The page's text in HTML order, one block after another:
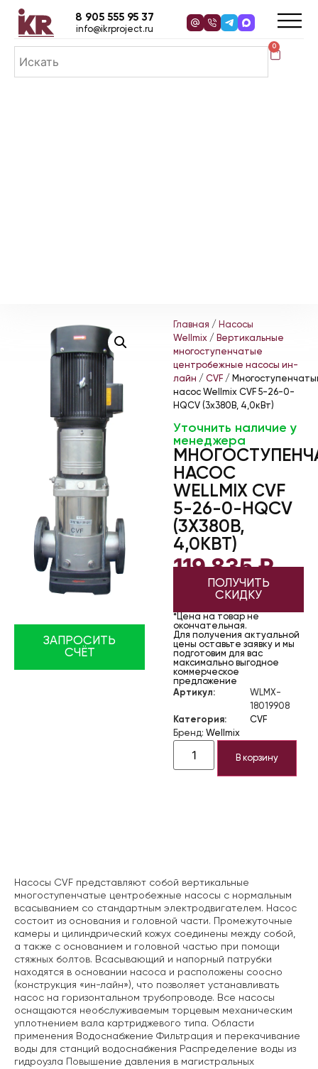
0
8 905 555 95 37
info@ikrproject.ru
ЗАПРОСИТЬ
СЧЁТ
Главная / Насосы
Wellmix / Вертикальные
многоступенчатые
центробежные насосы ин-
лайн / CVF /
насос Wellmix CVF 5-26-0-
HQCV (3х380В, 4,0кВт)
Уточнить наличие у
менеджера
НАСОС
WELLMIX CVF
5-26-0-HQCV
(3Х380В,
4,0КВТ)
119 835₽
ПОЛУЧИТЬ
СКИДКУ
*Цена на товар не
окончательная.
Для получения актуальной
цены оставьте заявку и мы
подготовим для вас
максимально выгодное
коммерческое
предложение
Артикул:
WLMX-
18019908
Категория:
CVF
Бренд: Wellmix
В корзину
Насосы CVF представляют собой вертикальные
многоступенчатые центробежные насосы с нормальным
всасыванием со стандартным электродвигателем. Насос
состоит из основания и головной части. Промежуточные
камеры и цилиндрический кожух соединены между собой,
а также с основанием и головной частью при помощи
стяжных болтов. Всасывающий и напорный патрубки
находятся в основании насоса и расположены соосно
(конструкция «ин-лайн»), что позволяет устанавливать
насос на горизонтальном трубопроводе. Все насосы
оснащаются необслуживаемым торцевым механическим
уплотнением вала картриджевого типа. Области
применения Водоснабжение Фильтрация и перекачивание
воды для станций водоснабжения Распределение воды из
гидроузла Повышение давления в магистральных